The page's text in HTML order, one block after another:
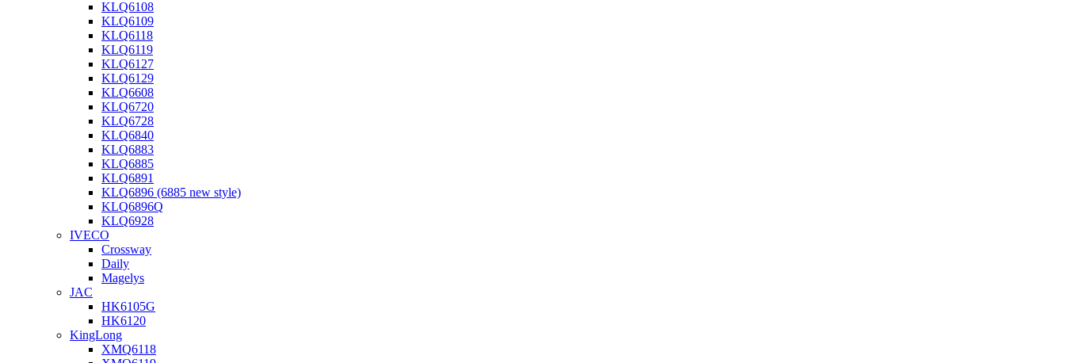
KLQ6108
KLQ6109
KLQ6118
KLQ6119
KLQ6127
KLQ6129
KLQ6608
KLQ6720
KLQ6728
KLQ6840
KLQ6883
KLQ6885
KLQ6891
KLQ6896 (6885 new style)
KLQ6896Q
KLQ6928
IVECO
Crossway
Daily
Magelys
JAC
HK6105G
HK6120
KingLong
XMQ6118